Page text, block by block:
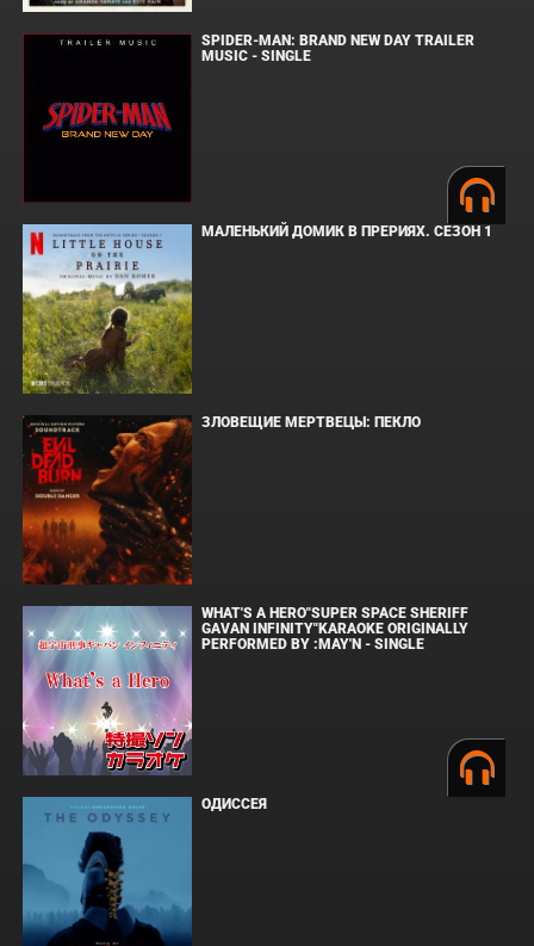
SPIDER-MAN: BRAND NEW DAY TRAILER
MUSIC - SINGLE
МАЛЕНЬКИЙ ДОМИК В ПРЕРИЯХ. СЕЗОН 1
ЗЛОВЕЩИЕ МЕРТВЕЦЫ: ПЕКЛО
WHAT'S A HERO"SUPER SPACE SHERIFF
GAVAN INFINITY"KARAOKE ORIGINALLY
PERFORMED BY :MAY'N - SINGLE
ОДИССЕЯ